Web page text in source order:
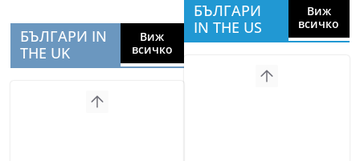
БЪЛГАРИ IN
THE UK
Виж
всичко
БЪЛГАРИ
IN THE US
Виж
всичко